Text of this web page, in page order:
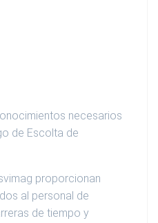
necesarios
de Escolta de
proporcionan
al personal de
de tiempo y